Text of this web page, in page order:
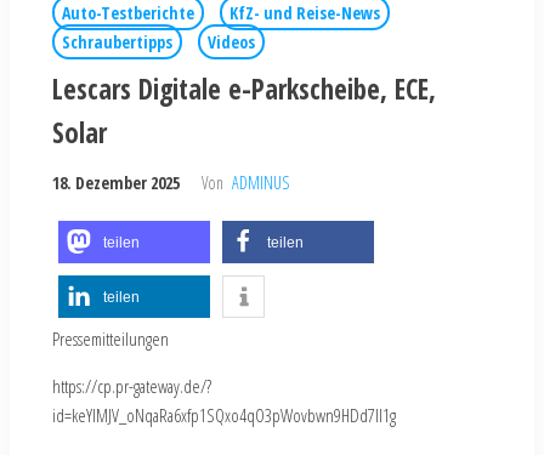
Auto-Testberichte
KfZ- und Reise-News
Schraubertipps
Videos
Lescars Digitale e-Parkscheibe, ECE,
Solar
18. Dezember 2025 Von ADMINUS
teilen teilen
teilen
Pressemitteilungen
https://cp.pr-gateway.de/?
id=keYlMJV_oNqaRa6xfp1SQxo4qO3pWovbwn9HDd7Il1g